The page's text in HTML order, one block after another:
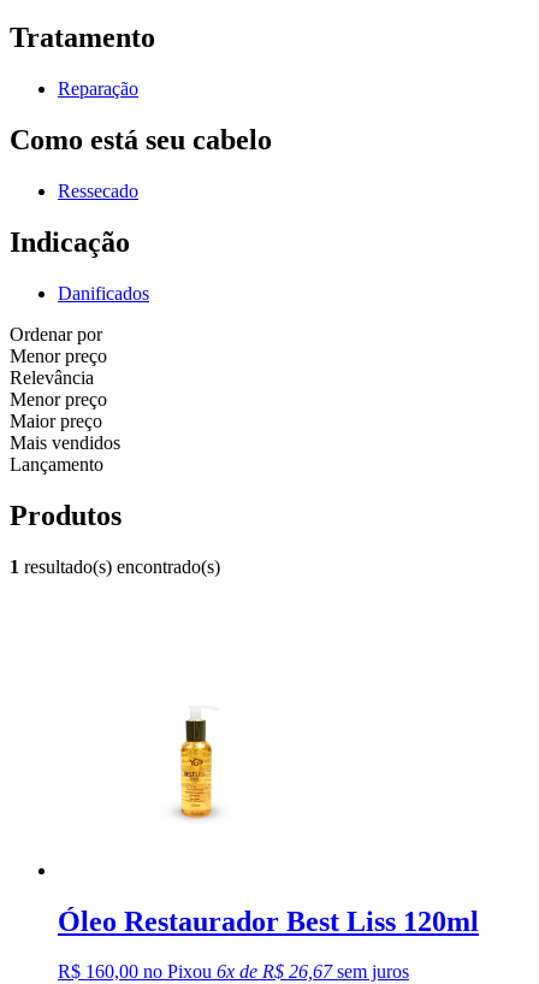
Tratamento
Reparação
Como está seu cabelo
Ressecado
Indicação
Danificados
Ordenar por
Menor preço
Relevância
Menor preço
Maior preço
Mais vendidos
Lançamento
Produtos
1 resultado(s) encontrado(s)
Óleo Restaurador Best Liss 120ml
R$ 160,00 no Pixou 6x de R$ 26,67sem juros